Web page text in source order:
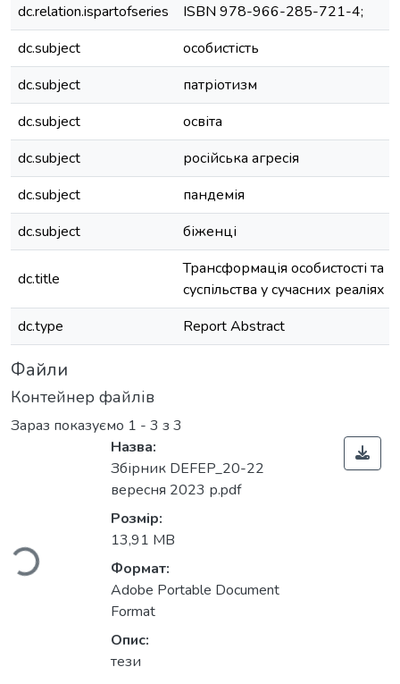
dc.relation.ispartofseries
ISBN 978-966-285-721-4;
dc.subject
особистість
dc.subject
патріотизм
dc.subject
освіта
dc.subject
російська агресія
dc.subject
пандемія
dc.subject
біженці
dc.title
Трансформація особистості та
суспільства у сучасних реаліях
dc.type
Report Abstract
Файли
Контейнер файлів
Зараз показуємо 1 - 3 з 3
Назва:
Збірник DEFEP_20-22
вересня 2023 р.pdf
Розмір:
13,91 MB
Формат:
Adobe Portable Document
Format
Опис:
тези